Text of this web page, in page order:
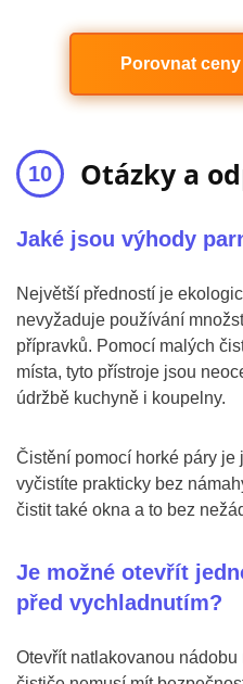
Porovnat
Otázky a
Jaké jsou výhody
Největší předností je
nevyžaduje používání
přípravků. Pomocí malých
místa, tyto přístroje jsou
údržbě kuchyně i koupelny.
Čistění pomocí horké páry
vyčistíte prakticky bez
čistit také okna a to bez
Je možné otevřít
před vychladnutím?
Otevřít natlakovanou